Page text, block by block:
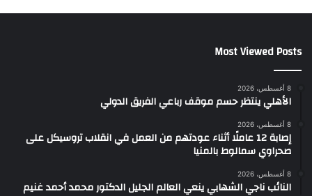
Most Viewed Posts
8 أغسطس، 2026
الأهلي ينتظر حسم موقف رباعي الفريق الدولي
8 أغسطس، 2026
إصابة 12 عاملًا أثناء عودتهم من العمل في انقلاب تروسيكل على
صحراوي سمالوط بالمنيا
8 أغسطس، 2026
النائب ناجي الشهابي ينعي العالم الجليل الدكتور محمد أحمد غنيم